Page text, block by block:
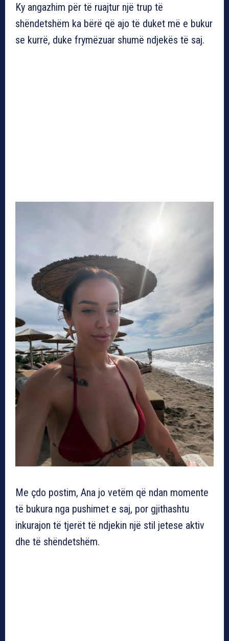
Ky angazhim për të ruajtur një trup të
shëndetshëm ka bërë që ajo të duket më e bukur
se kurrë, duke frymëzuar shumë ndjekës të saj.
Me çdo postim, Ana jo vetëm që ndan momente
të bukura nga pushimet e saj, por gjithashtu
inkurajon të tjerët të ndjekin një stil jetese aktiv
dhe të shëndetshëm.